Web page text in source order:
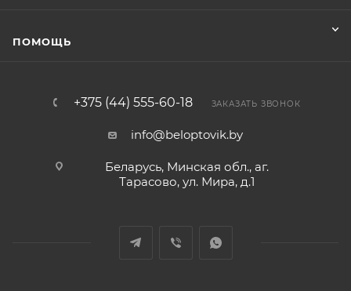
ПОМОЩЬ
+375 (44) 555-60-18 ЗАКАЗАТЬ ЗВОНОК
info@beloptovik.by
Беларусь, Минская обл., аг.
Тарасово, ул. Мира, д.1